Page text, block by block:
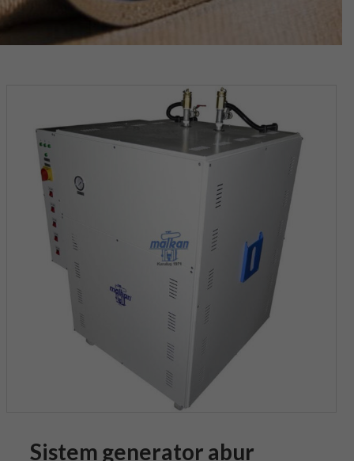
Sistem generator abur